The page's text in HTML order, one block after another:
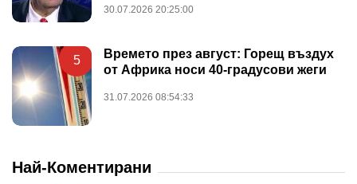
30.07.2026 20:25:00
5
Времето през август: Горещ въздух
от Африка носи 40-градусови жеги
31.07.2026 08:54:33
Най-Коментирани